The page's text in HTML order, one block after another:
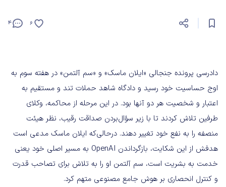
4 6
دادرسی پرونده جنجالی «ایلان ماسک» و «سم آلتمن» در هفته سوم به
اوج حساسیت خود رسید و دادگاه شاهد حملات تند و مستقیم به
اعتبار و شخصیت هر دو آنها بود. در این مرحله از محاکمه، وکلای
طرفین تلاش کردند تا با زیر سؤال‌بردن صداقت رقیب، نظر هیئت
منصفه را به نفع خود تغییر دهند. درحالی‌که ایلان ماسک مدعی است
هدفش از این شکایت، بازگرداندن OpenAI به مسیر اصلی خود یعنی
خدمت به بشریت است، سم آلتمن او را به تلاش برای تصاحب قدرت
و کنترل انحصاری بر هوش جامع مصنوعی متهم کرد.